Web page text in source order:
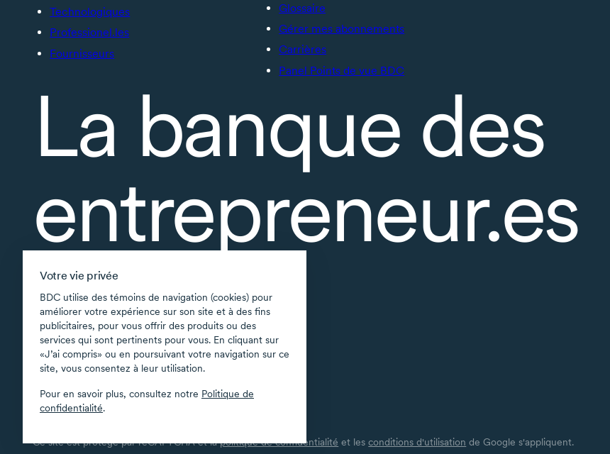
Votre vie privée
BDC utilise des témoins de navigation (cookies) pour
améliorer votre expérience sur son site et à des fins
publicitaires, pour vous offrir des produits ou des
services qui sont pertinents pour vous. En cliquant sur
«J’ai compris» ou en poursuivant votre navigation sur ce
site, vous consentez à leur utilisation.
Pour en savoir plus, consultez notre Politique de
confidentialité.
Technologiques
Professionel.les
Fournisseurs
Glossaire
Gérer mes abonnements
Carrières
Panel Points de vue BDC
La banque des
entrepreneur.es
À propos
Accessibilité
Applications soutenues
Carte du site
Conditions d’utilisation
Confidentialité
Sécurité
Transparence
Ce site est protégé par reCAPTCHA et lapolitique de confidentialité et lesconditions d'utilisation de Google s'appliquent.